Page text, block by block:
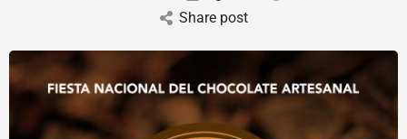
Share post